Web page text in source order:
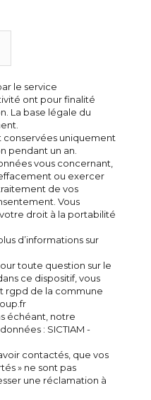
le service
ont pour finalité
La base légale du
conservées uniquement
pendant un an.
vous concernant,
ou exercer
de vos
Vous
droit à la portabilité
d’informations sur
toute question sur le
ce dispositif, vous
rgpd de la commune
échéant, notre
: SICTIAM -
contactés, que vos
» ne sont pas
une réclamation à